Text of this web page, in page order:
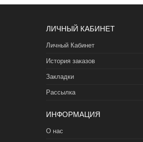
ЛИЧНЫЙ КАБИНЕТ
Личный Кабинет
История заказов
Закладки
Рассылка
ИНФОРМАЦИЯ
О нас